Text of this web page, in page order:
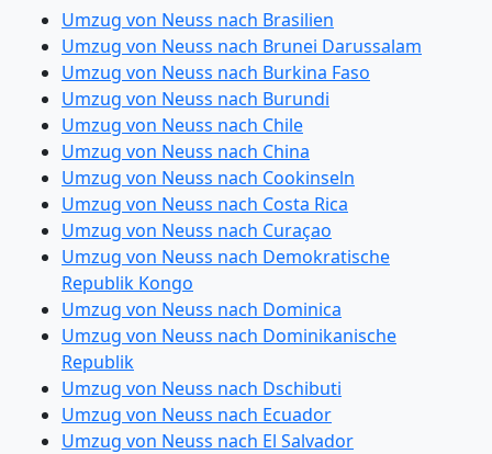
Umzug von Neuss nach Brasilien
Umzug von Neuss nach Brunei Darussalam
Umzug von Neuss nach Burkina Faso
Umzug von Neuss nach Burundi
Umzug von Neuss nach Chile
Umzug von Neuss nach China
Umzug von Neuss nach Cookinseln
Umzug von Neuss nach Costa Rica
Umzug von Neuss nach Curaçao
Umzug von Neuss nach Demokratische
Republik Kongo
Umzug von Neuss nach Dominica
Umzug von Neuss nach Dominikanische
Republik
Umzug von Neuss nach Dschibuti
Umzug von Neuss nach Ecuador
Umzug von Neuss nach El Salvador